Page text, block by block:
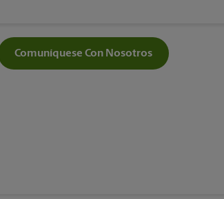
Comuníquese Con Nosotros